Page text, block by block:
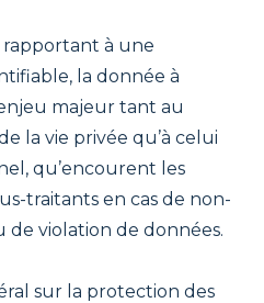
à une
la donnée à
majeur tant au
la vie privée qu’à celui
qu’encourent les
traitants en cas de non-
violation de données.
sur la protection des